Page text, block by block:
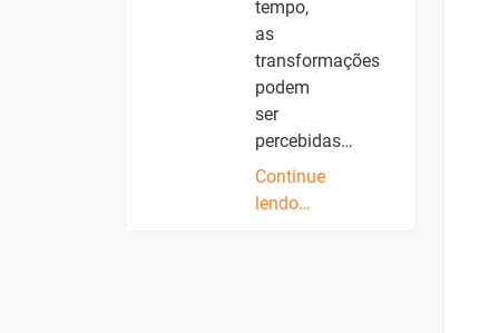
tempo,
as
transformações
podem
ser
percebidas…
Continue
lendo…